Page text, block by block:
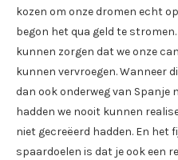
kozen om onze dromen echt
begon het qua geld te
kunnen zorgen dat we onze
kunnen vervroegen. Wanneer
dan ook onderweg van Spanje
hadden we nooit kunnen
niet gecreëerd hadden. En het
spaardoelen is dat je ook een